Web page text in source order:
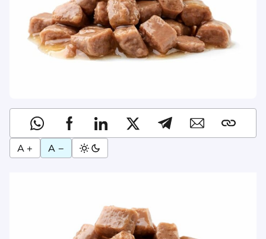
A + A −